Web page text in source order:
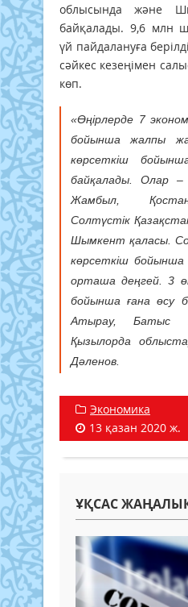
облысында және
байқалады. 9,6 млн
үй пайдалануға
сәйкес кезеңімен
көп.
«Өңірлерде 7
бойынша жалпы
көрсеткіш
байқалады. Олар
Жамбыл,
Солтүстік
Шымкент қаласы.
көрсеткіш бойынша
орташа деңгей. 3
бойынша ғана өсу
Атырау, Батыс
Қызылорда
Дәленов.
Экономика
13 қазан 2020 ж.
ҰҚСАС